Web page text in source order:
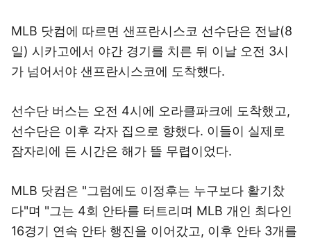
MLB 닷컴에 따르면 샌프란시스코 선수단은 전날(8
일) 시카고에서 야간 경기를 치른 뒤 이날 오전 3시
가 넘어서야 샌프란시스코에 도착했다.
선수단 버스는 오전 4시에 오라클파크에 도착했고,
선수단은 이후 각자 집으로 향했다. 이들이 실제로
잠자리에 든 시간은 해가 뜰 무렵이었다.
MLB 닷컴은 "그럼에도 이정후는 누구보다 활기찼
다"며 "그는 4회 안타를 터트리며 MLB 개인 최다인
16경기 연속 안타 행진을 이어갔고, 이후 안타 3개를